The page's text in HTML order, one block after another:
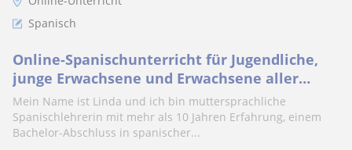
Spanisch
Online-Spanischunterricht für Jugendliche,
junge Erwachsene und Erwachsene aller
Niveaustufen
Mein Name ist Linda und ich bin muttersprachliche
Spanischlehrerin mit mehr als 10 Jahren Erfahrung, einem
Bachelor-Abschluss in spanischer...